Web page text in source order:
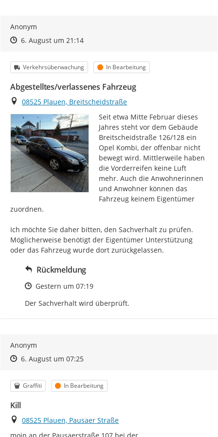
Anonym
Zeitpunkt des Erstellens
Zeitpunkt des Erstellens
6. August um 21:14Zur Äußerung
Kategorie
Verkehrsüberwachung Status
In Bearbeitung
Abgestelltes/verlassenes Fahrzeug
Ort
08525 Plauen, Breitscheidstraße
Seit etwa Mitte Februar dieses
Jahres steht vor dem Gebäude
Breitscheidstraße 126/128 ein
Opel Kombi, der offenbar nicht
bewegt wird. Mittlerweile haben
die Vorderreifen keine Luft
mehr. Auch die Anwohnerinnen
und Anwohner können das
Fahrzeug keinem Eigentümer
zuordnen.
Ich möchte Sie daher bitten, den Sachverhalt zu prüfen.
Möglicherweise benötigt der Eigentümer Unterstützung
oder das Fahrzeug wurde dort zurückgelassen.
Rückmeldung
Zeitpunkt des Erstellens
Gestern um 07:19
Der Sachverhalt wird überprüft.
Anonym
Zeitpunkt des Erstellens
Zeitpunkt des Erstellens
6. August um 07:25Zur Äußerung
Kategorie
Graffiti Status
In Bearbeitung
Kill
Ort
08525 Plauen, Pausaer Straße